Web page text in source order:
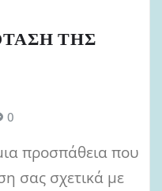
ΤΗΣ
0
προσπάθεια που
σας σχετικά με